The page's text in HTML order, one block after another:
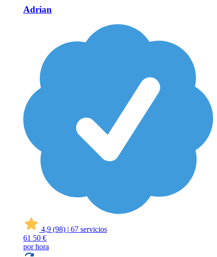
Adrian
4,9 (98) | 67 servicios
61 50 €
por hora